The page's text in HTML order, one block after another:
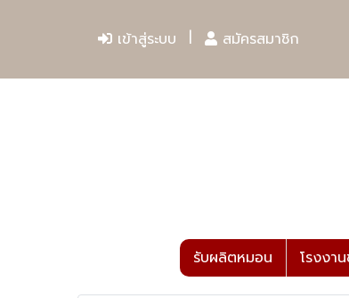
เข้าสู่ระบบ สมัครสมาชิก
รับผลิตหมอน โรงงา